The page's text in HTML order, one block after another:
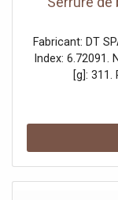
Fabricant: DT
Index:
[g]: